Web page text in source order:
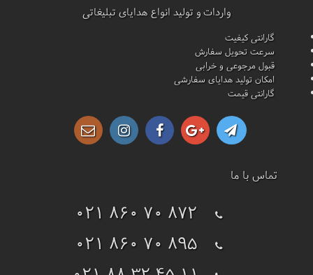
واردات و تولید انواع هدایای تبلیغاتی
گارانتی کیفیت
سرعت تحویل سفارش
قبول مرجوعی و خرابی
امکان تولید هدایای سفارشی
گارانتی قیمت
تماس با ما
021 860 70 872
021 860 70 895